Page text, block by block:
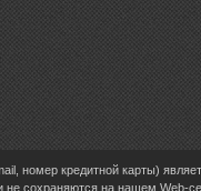
номер кредитной карты)
сохраняются на нашем Web-